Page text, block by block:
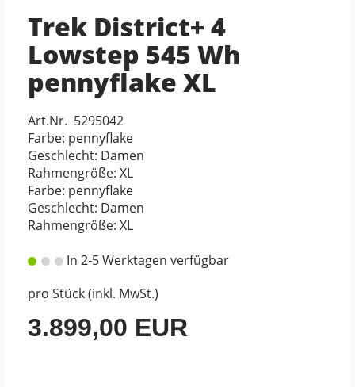
Trek District+ 4
Lowstep 545 Wh
pennyflake XL
Art.Nr. 5295042
Farbe: pennyflake
Geschlecht: Damen
Rahmengröße: XL
Farbe: pennyflake
Geschlecht: Damen
Rahmengröße: XL
In 2-5 Werktagen verfügbar
pro Stück (inkl. MwSt.)
3.899,00 EUR